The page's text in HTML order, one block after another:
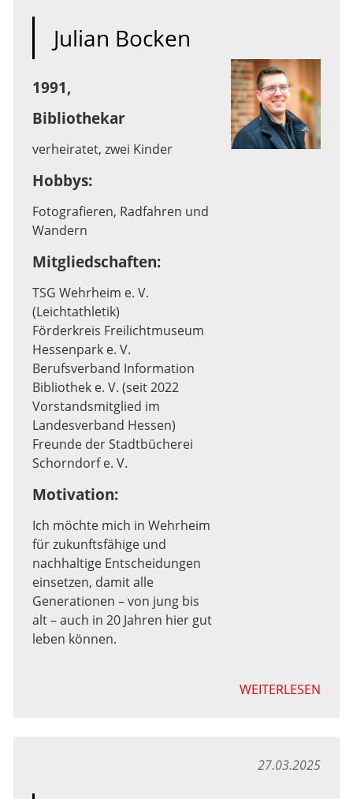
Julian Bocken
1991,
Bibliothekar
verheiratet, zwei Kinder
Hobbys:
Fotografieren, Radfahren und
Wandern
Mitgliedschaften:
TSG Wehrheim e. V.
(Leichtathletik)
Förderkreis Freilichtmuseum
Hessenpark e. V.
Berufsverband Information
Bibliothek e. V. (seit 2022
Vorstandsmitglied im
Landesverband Hessen)
Freunde der Stadtbücherei
Schorndorf e. V.
Motivation:
Ich möchte mich in Wehrheim
für zukunftsfähige und
nachhaltige Entscheidungen
einsetzen, damit alle
Generationen – von jung bis
alt – auch in 20 Jahren hier gut
leben können.
WEITERLESEN
27.03.2025